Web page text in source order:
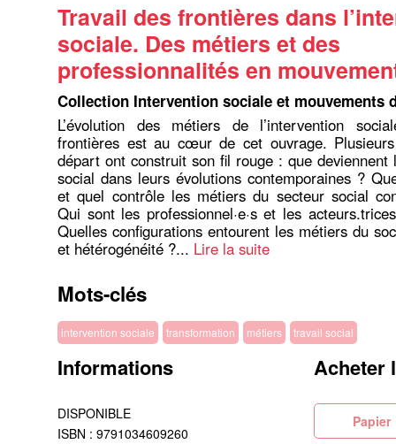
Travail des frontières dans
sociale. Des métiers et des
professionnalités en
Collection Intervention sociale et mouvements
L’évolution des métiers de l’intervention
frontières est au cœur de cet ouvrage.
départ ont construit son fil rouge : que deviennent
social dans leurs évolutions contemporaines ?
et quel contrôle les métiers du secteur social
Qui sont les professionnel·e·s et les
Quelles configurations entourent les métiers du
et hétérogénéité ?... Lire la suite
Mots-clés
intervention sociale transformation métiers travail social
Informations
DISPONIBLE
ISBN : 9791034609260
Acheter